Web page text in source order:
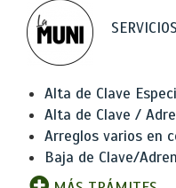
Alta de Clave
Alta de Clave /
Arreglos varios en
Baja de Clave/